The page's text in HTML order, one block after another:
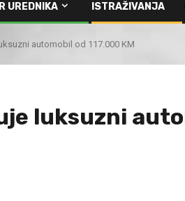
UREDNIKA ISTRAŽIVANJA
automobil od 117.000 KM
luksuzni